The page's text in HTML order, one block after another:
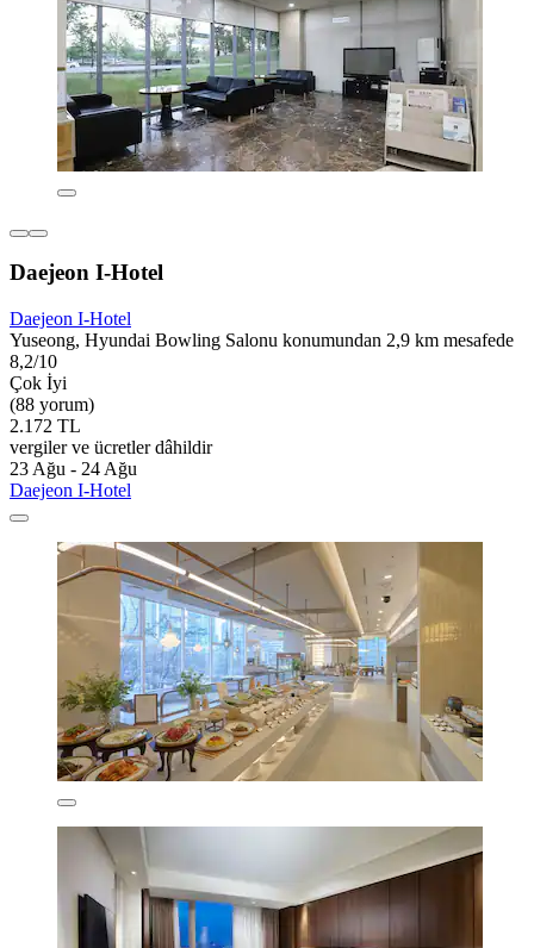
Daejeon I-Hotel
Daejeon I-Hotel
Yuseong, Hyundai Bowling Salonu konumundan 2,9 km mesafede
8,2/10
Çok İyi
(88 yorum)
2.172 TL
vergiler ve ücretler dâhildir
23 Ağu - 24 Ağu
Daejeon I-Hotel